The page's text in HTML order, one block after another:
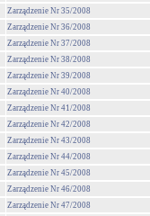
Zarządzenie Nr 35/2008
Zarządzenie Nr 36/2008
Zarządzenie Nr 37/2008
Zarządzenie Nr 38/2008
Zarządzenie Nr 39/2008
Zarządzenie Nr 40/2008
Zarządzenie Nr 41/2008
Zarządzenie Nr 42/2008
Zarządzenie Nr 43/2008
Zarządzenie Nr 44/2008
Zarządzenie Nr 45/2008
Zarządzenie Nr 46/2008
Zarządzenie Nr 47/2008